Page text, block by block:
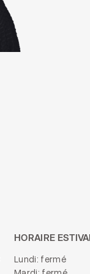
HORAIRE
Lundi: fermé